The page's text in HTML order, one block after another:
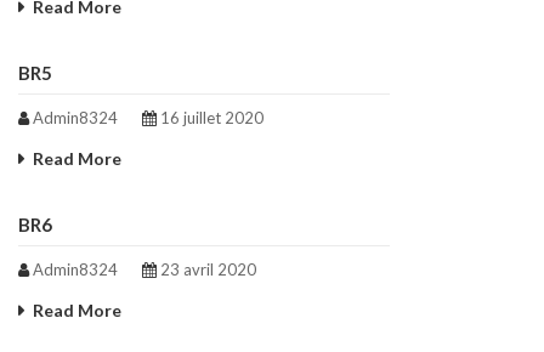
Read More
BR5
Admin8324 16 juillet 2020
Read More
BR6
Admin8324 23 avril 2020
Read More